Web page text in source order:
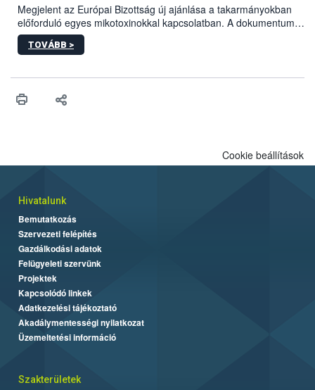
Megjelent az Európai Bizottság új ajánlása a takarmányokban
előforduló egyes mikotoxinokkal kapcsolatban. A dokumentum
2027-től új irányértékek alkalmazását írja elő, és a jelenleg
hatályos uniós ajánlások helyébe lép.
TOVÁBB >
Cookie beállítások
Hivatalunk
Bemutatkozás
Szervezeti felépítés
Gazdálkodási adatok
Felügyeleti szervünk
Projektek
Kapcsolódó linkek
Adatkezelési tájékoztató
Akadálymentességi nyilatkozat
Üzemeltetési információ
Szakterületek